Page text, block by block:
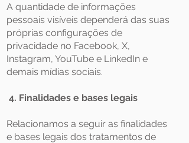
A quantidade de informações
pessoais visíveis dependerá das suas
próprias configurações de
privacidade no Facebook, X,
Instagram, YouTube e LinkedIn e
demais mídias sociais.
4. Finalidades e bases legais
Relacionamos a seguir as finalidades
e bases legais dos tratamentos de